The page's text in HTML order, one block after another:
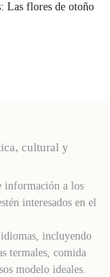
Las flores de otoño
cultural y
información a los
interesados ​​en el
incluyendo
termales, comida
modelo ideales.